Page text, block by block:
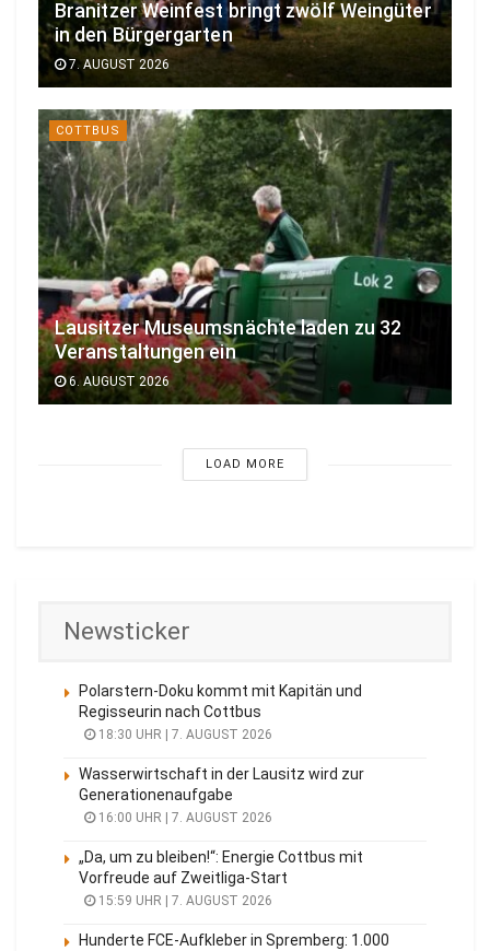
Branitzer Weinfest bringt zwölf Weingüter
in den Bürgergarten
7. AUGUST 2026
COTTBUS
Lausitzer Museumsnächte laden zu 32
Veranstaltungen ein
6. AUGUST 2026
LOAD MORE
Newsticker
Polarstern-Doku kommt mit Kapitän und
Regisseurin nach Cottbus
18:30 UHR | 7. AUGUST 2026
Wasserwirtschaft in der Lausitz wird zur
Generationenaufgabe
16:00 UHR | 7. AUGUST 2026
„Da, um zu bleiben!“: Energie Cottbus mit
Vorfreude auf Zweitliga-Start
15:59 UHR | 7. AUGUST 2026
Hunderte FCE-Aufkleber in Spremberg: 1.000